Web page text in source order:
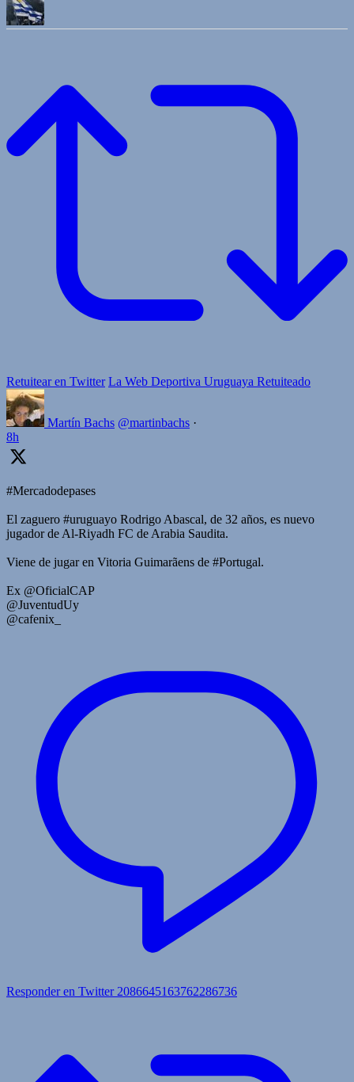
Retuitear en Twitter La Web Deportiva Uruguaya Retuiteado
Martín Bachs @martinbachs ·
8h
#Mercadodepases
El zaguero #uruguayo Rodrigo Abascal, de 32 años, es nuevo
jugador de Al-Riyadh FC de Arabia Saudita.
Viene de jugar en Vitoria Guimarãens de #Portugal.
Ex @OficialCAP
@JuventudUy
@cafenix_
Responder en Twitter 2086645163762286736